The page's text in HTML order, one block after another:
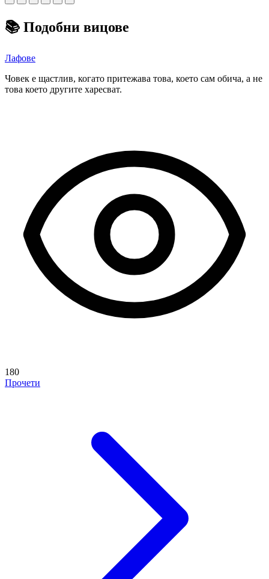
📚 Подобни вицове
Лафове
Човек е щастлив, когато притежава това, което сам обича, а не
това което другите харесват.
180
Прочети